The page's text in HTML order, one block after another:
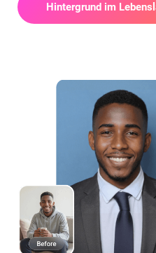
Hintergrund im